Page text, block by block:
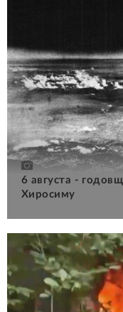
6 августа -
Хиросиму